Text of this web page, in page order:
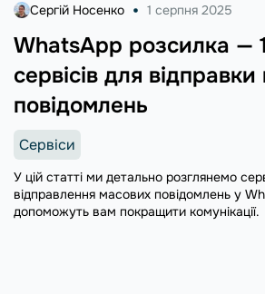
WhatsApp розсилка —
сервісів для
повідомлень
Сергій Носенко 1 серпня 2025
Сервіси
У цій статті ми детально розглянемо
відправлення масових повідомлень у
допоможуть вам покращити комунікації.